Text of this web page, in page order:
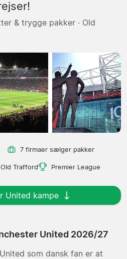
& trygge pakker · Old
7 firmaer sælger pakker
Old Trafford Premier League
United kampe
United 2026/27
som dansk fan er at